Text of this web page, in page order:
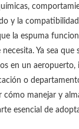
y la
la espuma
Ya sea que
en un aeropuerto,
o
cómo manejar y
esencial de